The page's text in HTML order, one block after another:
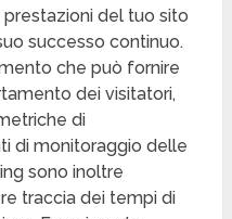
del tuo sito
successo continuo.
che può fornire
dei visitatori,
di
di monitoraggio delle
sono inoltre
traccia dei tempi di